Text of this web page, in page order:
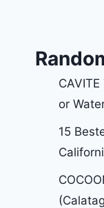
or
15